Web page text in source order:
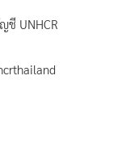
ชี UNHCR